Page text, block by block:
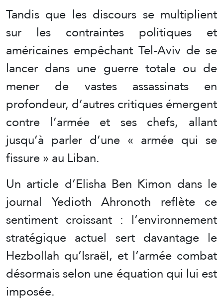
Tandis que les discours se multiplient
sur les contraintes politiques et
américaines empêchant Tel-Aviv de se
lancer dans une guerre totale ou de
mener de vastes assassinats en
profondeur, d’autres critiques émergent
contre l’armée et ses chefs, allant
jusqu’à parler d’une « armée qui se
fissure » au Liban.
Un article d’Elisha Ben Kimon dans le
journal Yedioth Ahronoth reflète ce
sentiment croissant : l’environnement
stratégique actuel sert davantage le
Hezbollah qu’Israël, et l’armée combat
désormais selon une équation qui lui est
imposée.